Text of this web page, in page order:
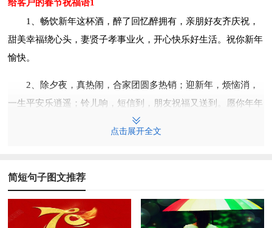
给客户的春节祝福语1
1、畅饮新年这杯酒，醉了回忆醉拥有，亲朋好友齐庆祝，
甜美幸福绕心头，妻贤子孝事业火，开心快乐好生活。祝你新年
愉快。
2、除夕夜，真热闹，合家团圆多热销；迎新年，烦恼消，
一生平安乐逍遥；铃儿响，短信到，朋友祝福又送到。愿你年年
岁岁有今朝，快快乐乐直到老！
友有情，人生有福！
4、轻松就是，没有劳累；畅快就是，抛却疲惫；开心就
点击展开全文
简短句子图文推荐